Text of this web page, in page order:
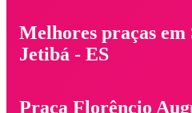
Melhores praças
Jetibá - ES
Praça Florêncio